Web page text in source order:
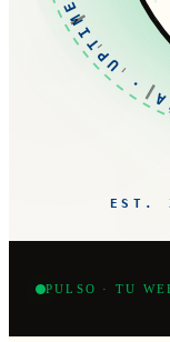
EST.
PULSO · TU